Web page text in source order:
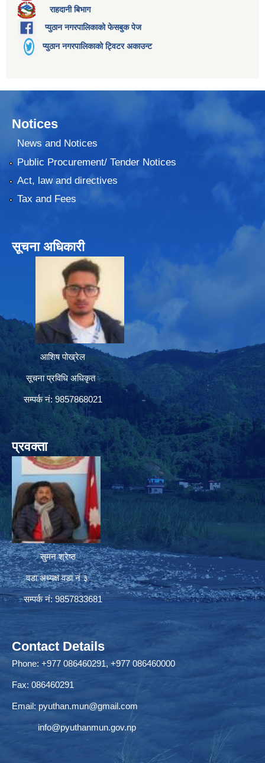
राहदानी बिभाग
प्युठान नगरपालिकाको फेसबुक पेज
प्युठान नगरपालिकाको ट्विटर अकाउन्ट
Notices
News and Notices
Public Procurement/ Tender Notices
Act, law and directives
Tax and Fees
सूचना अधिकारी
आशिष पोख्रेल
सूचना प्रविधि अधिकृत
सम्पर्क नं: 9857868021
प्रवक्ता
सुमन श्रेष्ठ
वडा अध्यक्ष वडा नं ३
सम्पर्क नं: 9857833681
Contact Details
Phone: +977 086460291, +977 086460000
Fax: 086460291
Email: pyuthan.mun@gmail.com
info@pyuthanmun.gov.np